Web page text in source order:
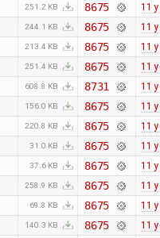
251.2 KB 8675 11
244.1 KB 8675 11
213.4 KB 8675 11
251.4 KB 8675 11
608.8 KB 8731 11
156.0 KB 8675 11
220.8 KB 8675 11
31.0 KB 8675 11
37.6 KB 8675 11
258.9 KB 8675 11
69.8 KB 8675 11
140.3 KB 8675 11